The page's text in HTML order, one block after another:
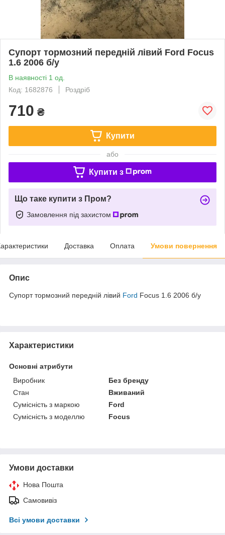
Супорт тормозний передній лівий Ford Focus
1.6 2006 б/у
В наявності 1 од.
Код: 1682876
Роздріб
710 ₴
Купити
або
Купити з
Що таке купити з Пром?
Замовлення під захистом
Доставка Оплата Умови повернення
Опис
Супорт тормозний передній лівий Ford Focus 1.6 2006 б/у
Характеристики
Основні атрибути
Виробник
Без бренду
Стан
Вживаний
Сумісність з маркою
Ford
Сумісність з моделлю
Focus
Умови доставки
Нова Пошта
Самовивіз
Всі умови доставки